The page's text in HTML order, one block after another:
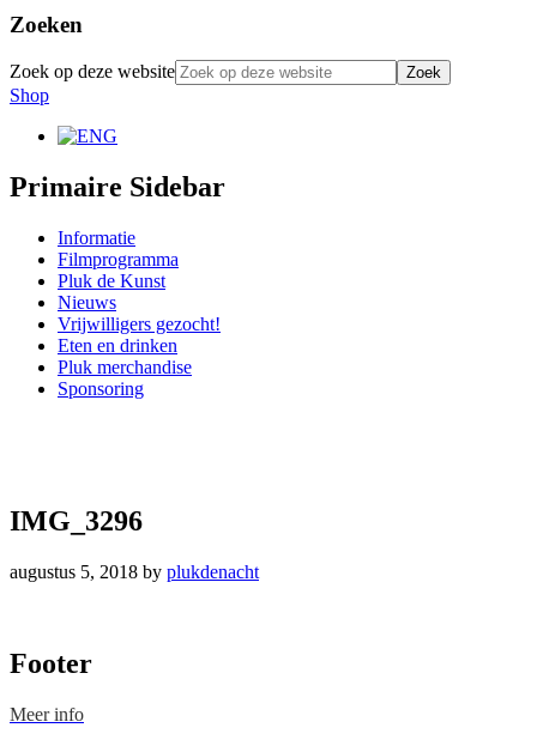
Zoeken
Zoek op deze website
Shop
Primaire Sidebar
Informatie
Filmprogramma
Pluk de Kunst
Nieuws
Vrijwilligers gezocht!
Eten en drinken
Pluk merchandise
Sponsoring
IMG_3296
augustus 5, 2018 by plukdenacht
Footer
Meer info